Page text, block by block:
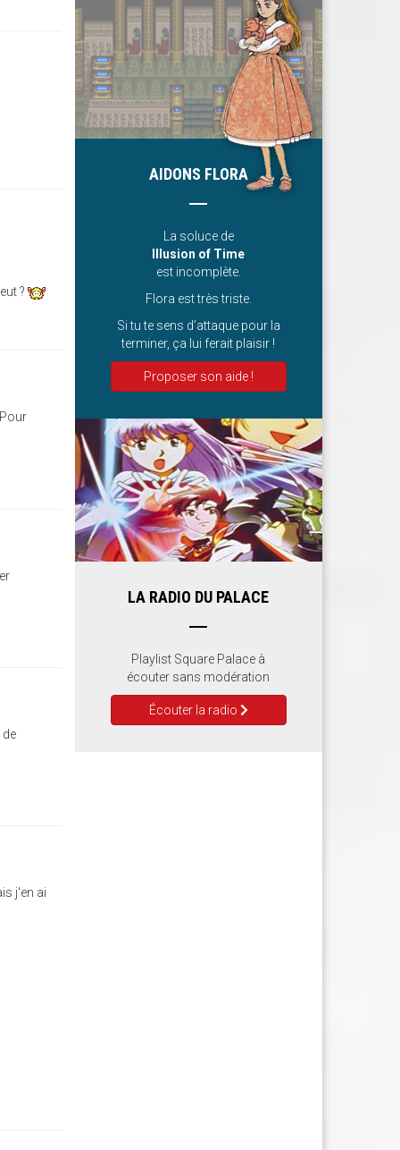
?
de
j'en ai
AIDONS FLORA
La soluce de
Illusion of Time
est incomplète.
Flora est très triste.
Si tu te sens d’attaque pour la
terminer, ça lui ferait plaisir !
Proposer son aide !
LA RADIO DU PALACE
Playlist Square Palace à
écouter sans modération
Écouter la radio